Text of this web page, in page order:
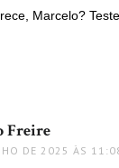
Marcelo?
Freire
DE 2025 ÀS